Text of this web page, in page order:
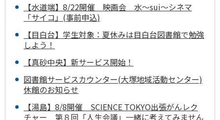
【水道端】8/22開催 映画会 水～sui～シネマ
「サイコ」(事前申込)
【目白台】学生対象：夏休みは目白台図書館で勉強
しよう！
【真砂中央】新サービス開始！
図書館サービスカウンター(大塚地域活動センター)
休館のお知らせ
【湯島】8/8開催 SCIENCE TOKYO出張がんレク
チャー 第８回「人生会議」一緒に考えてみません